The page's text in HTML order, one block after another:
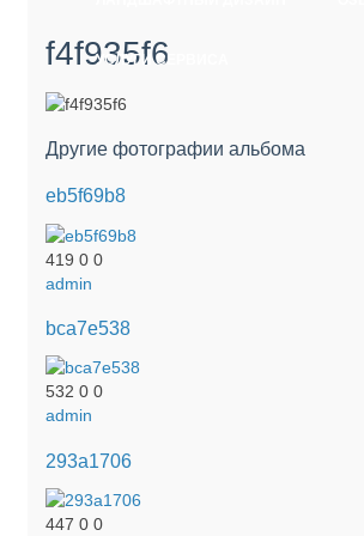
УСЛУГИ СЕРВИСА
f4f935f6
Другие фотографии альбома
eb5f69b8
419 0 0
admin
bca7e538
532 0 0
admin
293a1706
447 0 0